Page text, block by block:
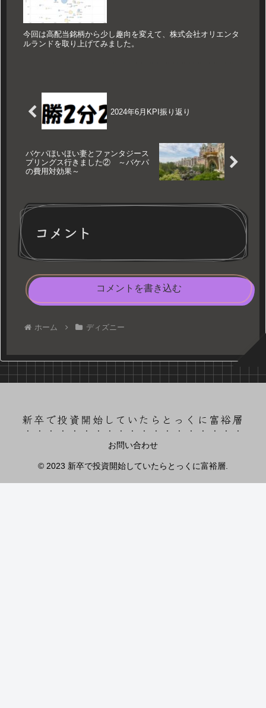
今回は高配当銘柄から少し趣向を変えて、株式会社オリエンタ
ルランドを取り上げてみました。
2024年6月KPI振り返り
バケパほいほい妻とファンタジース
プリングス行きました② ～バケパ
の費用対効果～
コメント
コメントを書き込む
ホーム ディズニー
新卒で投資開始していたらとっくに富裕層
お問い合わせ
© 2023 新卒で投資開始していたらとっくに富裕層.